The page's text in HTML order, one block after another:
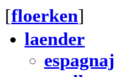
[floerken]
laender
espagnaj